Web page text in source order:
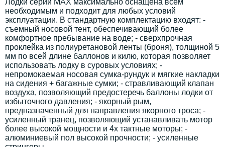
Лодки серии MAX максимально оснащена всем
необходимым и подходит для любых условий
эксплуатации. В стандартную комплектацию входят: -
съемный носовой тент, обеспечивающий более
комфортное пребывание на воде; - сверхпрочная
проклейка из полиуретановой ленты (броня), толщиной 5
мм по всей длине баллонов и килю, которая позволяет
использовать лодку в суровых условиях; -
непромокаемая носовая сумка-рундук и мягкие накладки
на сидения + багажные сумки; - стравливающий клапан
воздуха, позволяющий предостеречь баллоны лодки от
избыточного давления; - якорный рым,
предназначенный для направления якорного троса; -
усиленный транец, позволяющий устанавливать мотор
более высокой мощности и 4х тактные моторы; -
алюминиевый пол высокой прочности; - усиленные